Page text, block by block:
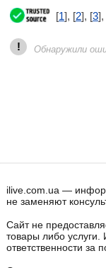
[1], [2], [3],
! Обнаружили
ilive.com.ua —
не заменяют
Сайт не
товары либо
ответственности за